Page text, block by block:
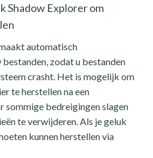
Shadow Explorer om
automatisch
zodat u bestanden
crasht. Het is mogelijk om
te herstellen na een
sommige bedreigingen slagen
te verwijderen. Als je geluk
kunnen herstellen via